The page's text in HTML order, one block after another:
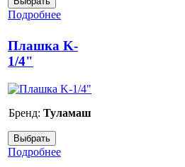
Подробнее
Плашка K-
1/4"
Бренд: Туламаш
Подробнее